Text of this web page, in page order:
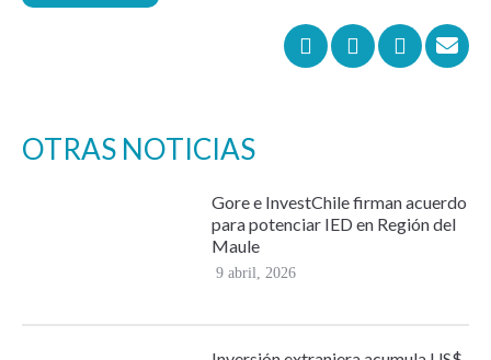
OTRAS NOTICIAS
Gore e InvestChile firman acuerdo
para potenciar IED en Región del
Maule
9 abril, 2026